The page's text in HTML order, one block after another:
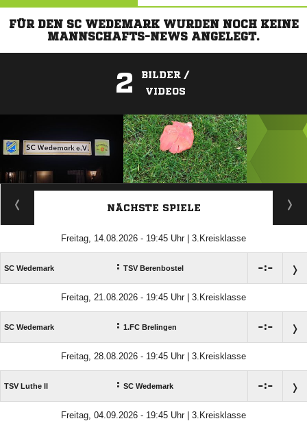
FÜR DEN SC WEDEMARK WURDEN NOCH KEINE
MANNSCHAFTS-NEWS ANGELEGT.
2
BILDER /
VIDEOS
ANZEIGE
NÄCHSTE SPIELE
Freitag, 14.08.2026 - 19:45 Uhr | 3.Kreisklasse
SC Wedemark : TSV Berenbostel :
Freitag, 21.08.2026 - 19:45 Uhr | 3.Kreisklasse
SC Wedemark : 1.FC Brelingen :
Freitag, 28.08.2026 - 19:45 Uhr | 3.Kreisklasse
TSV Luthe II : SC Wedemark :
Freitag, 04.09.2026 - 19:45 Uhr | 3.Kreisklasse